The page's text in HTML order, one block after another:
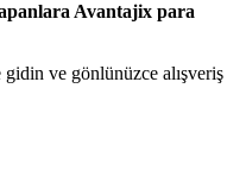
Avantajix para
ve gönlünüzce alışveriş